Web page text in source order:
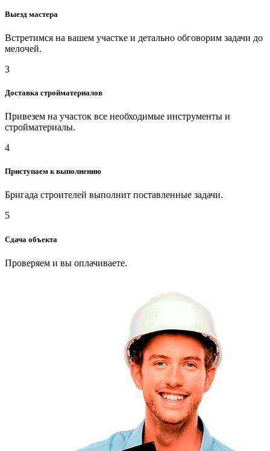
Выезд мастера
Встретимся на вашем участке и детально обговорим задачи до
мелочей.
3
Доставка стройматериалов
Привезем на участок все необходимые инструменты и
стройматериалы.
4
Приступаем к выполнению
Бригада строителей выполнит поставленные задачи.
5
Сдача объекта
Проверяем и вы оплачиваете.